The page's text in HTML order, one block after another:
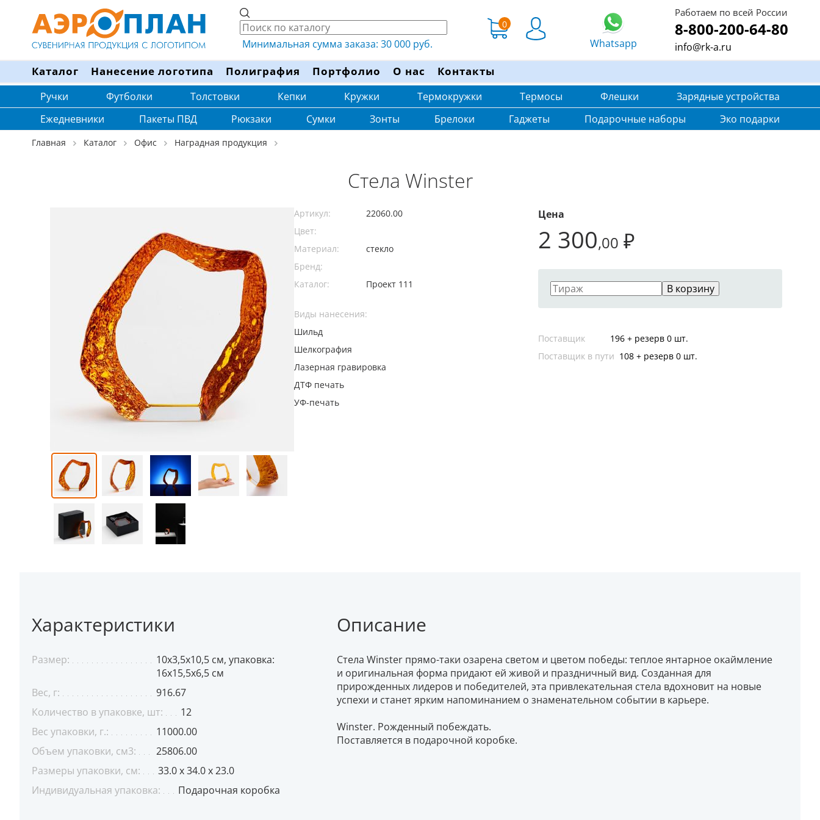
Минимальная сумма заказа: 30 000 руб.
0
Whatsapp
Работаем по всей России
8-800-200-64-80
info@rk-a.ru
Каталог Нанесение логотипа Полиграфия Портфолио О нас Контакты
Ручки Футболки Толстовки Кепки Кружки Термокружки Термосы Флешки
Зарядные устройства
Ежедневники
Пакеты ПВД Рюкзаки Сумки Зонты Брелоки Гаджеты Подарочные наборы Эко подарки
Главная Каталог Офис Наградная продукция
Стела Winster
Цена
2 300,00 ₽
В корзину
Поставщик
196 + резерв 0 шт.
Поставщик в пути 108 + резерв 0 шт.
Артикул:
22060.00
Цвет:
Материал:
стекло
Бренд:
Каталог:
Проект 111
Виды нанесения:
Шильд
Шелкография
Лазерная гравировка
ДТФ печать
УФ-печать
Описание
Стела Winster прямо-таки озарена светом и цветом победы: теплое янтарное окаймление
и оригинальная форма придают ей живой и праздничный вид. Созданная для
прирожденных лидеров и победителей, эта привлекательная стела вдохновит на новые
успехи и станет ярким напоминанием о знаменательном событии в карьере.
Winster. Рожденный побеждать.
Поставляется в подарочной коробке.
Характеристики
Размер:
10х3,5х10,5 см, упаковка:
16х15,5х6,5 см
Вес, г:
916.67
Количество в упаковке, шт:
12
Вес упаковки, г.:
11000.00
Объем упаковки, см3:
25806.00
Размеры упаковки, см:
33.0 x 34.0 x 23.0
Индивидуальная упаковка:
Подарочная коробка